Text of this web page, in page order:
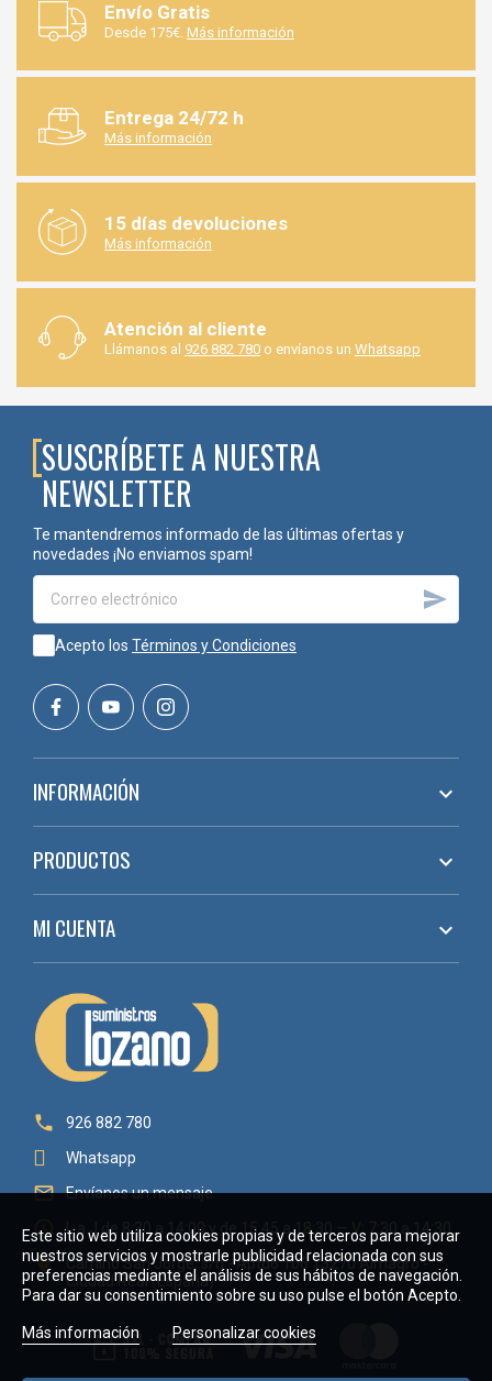
Envío Gratis
Desde 175€. Más información
Entrega 24/72 h
Más información
15 días devoluciones
Más información
Atención al cliente
Llámanos al 926 882 780 o envíanos un Whatsapp
SUSCRÍBETE A NUESTRA
NEWSLETTER
Te mantendremos informado de las últimas ofertas y
novedades ¡No enviamos spam!

Acepto los Términos y Condiciones
INFORMACIÓN 
PRODUCTOS 
MI CUENTA 

926 882 780
Whatsapp
 Envíanos un mensaje
 L a J de 8:30 a 14:00 y de 15:45 a 18:30 — V: 7:30 a 14:30

Camino San Jorge, s/n - Aptdo 106 13270 Almagro -
Ciudad Real (España)
Este sitio web utiliza cookies propias y de terceros para mejorar
nuestros servicios y mostrarle publicidad relacionada con sus
preferencias mediante el análisis de sus hábitos de navegación.
Para dar su consentimiento sobre su uso pulse el botón Acepto.
Más información Personalizar cookies